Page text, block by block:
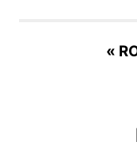
«